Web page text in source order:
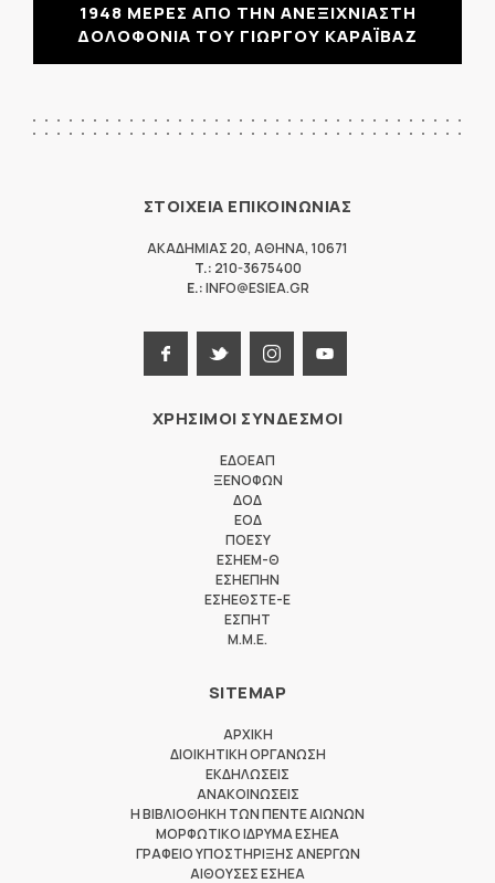
1948 ΜΕΡΕΣ ΑΠΟ ΤΗΝ ΑΝΕΞΙΧΝΙΑΣΤΗ
ΔΟΛΟΦΟΝΙΑ ΤΟΥ ΓΙΩΡΓΟΥ ΚΑΡΑΪΒΑΖ
ΣΤΟΙΧΕΙΑ ΕΠΙΚΟΙΝΩΝΙΑΣ
ΑΚΑΔΗΜΙΑΣ 20, ΑΘΗΝΑ, 10671
T.: 210-3675400
E.:INFO@ESIEA.GR
ΧΡΗΣΙΜΟΙ ΣΥΝΔΕΣΜΟΙ
ΕΔΟΕΑΠ
ΞΕΝΟΦΩΝ
ΔΟΔ
ΕΟΔ
ΠΟΕΣΥ
ΕΣΗΕΜ-Θ
ΕΣΗΕΠΗΝ
ΕΣΗΕΘΣΤΕ-Ε
ΕΣΠΗΤ
M.M.E.
SITEMAP
ΑΡΧΙΚΗ
ΔΙΟΙΚΗΤΙΚΗ ΟΡΓΑΝΩΣΗ
ΕΚΔΗΛΩΣΕΙΣ
ΑΝΑΚΟΙΝΩΣΕΙΣ
Η ΒΙΒΛΙΟΘΗΚΗ ΤΩΝ ΠΕΝΤΕ ΑΙΩΝΩΝ
ΜΟΡΦΩΤΙΚΟ ΙΔΡΥΜΑ ΕΣΗΕΑ
ΓΡΑΦΕΙΟ ΥΠΟΣΤΗΡΙΞΗΣ ΑΝΕΡΓΩΝ
ΑΙΘΟΥΣΕΣ ΕΣΗΕΑ